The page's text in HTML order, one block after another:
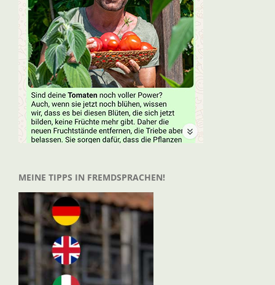
MEINE TIPPS IN FREMDSPRACHEN!